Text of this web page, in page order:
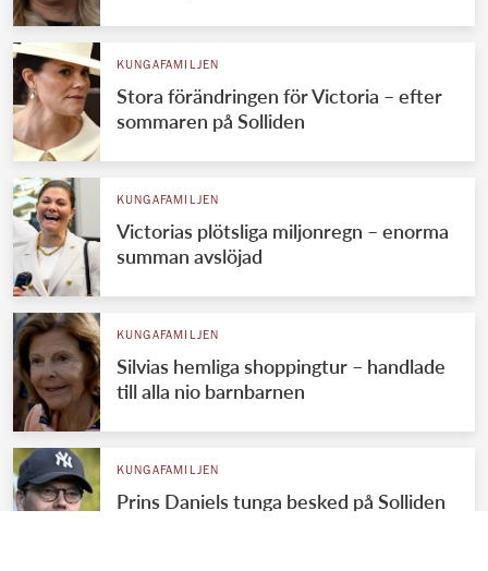
KUNGAFAMILJEN
Stora förändringen för Victoria – efter
sommaren på Solliden
KUNGAFAMILJEN
Victorias plötsliga miljonregn – enorma
summan avslöjad
KUNGAFAMILJEN
Silvias hemliga shoppingtur – handlade
till alla nio barnbarnen
KUNGAFAMILJEN
Prins Daniels tunga besked på Solliden